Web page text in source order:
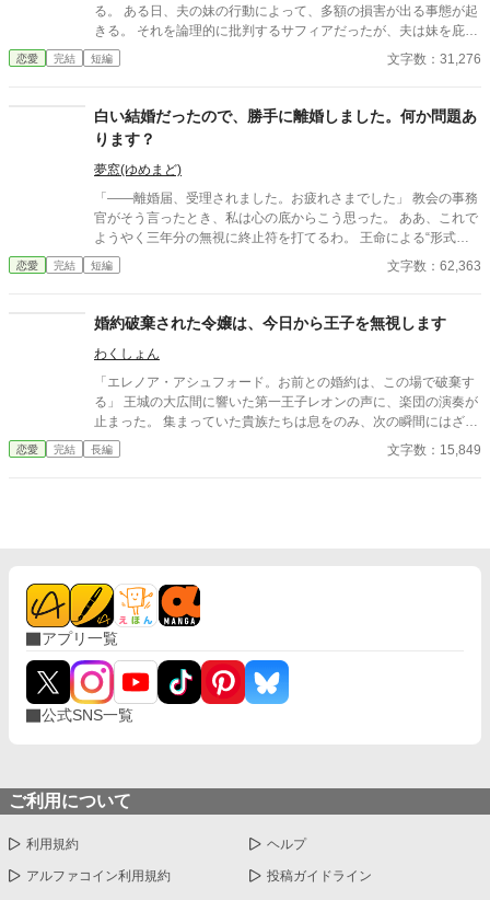
る。 ある日、夫の妹の行動によって、多額の損害が出る事態が起
きる。 それを論理的に批判するサフィアだったが、夫は妹を庇
い、さらに……。 「今なら妹も許してくれるから、きちんと謝ろ
う」 あろうことか、夫は諭すような優しい笑みを浮かべ、サフィ
なたのその優しさや気遣いは、私にとっては劇薬でしかありませ
ん」 その日、サフィアは侯爵夫人をやめて家を出た。 さらにその
後、あることがきっかけで、夫の笑顔の仮面が剥がれ落ち始
め……。
恋愛 完結 短編 文字数：31,276
白い結婚だったので、勝手に離婚しました。何か問題あ
ります？
夢窓(ゆめまど)
「――離婚届、受理されました。お疲れさまでした」 教会の事務
官がそう言ったとき、私は心の底からこう思った。 ああ、これで
ようやく三年分の無視に終止符を打てるわ。 王命による“形式結
婚”。 夫の顔も知らず、手紙もなし、戦地から帰ってきたという
噂すらない。 だから、はい、離婚。勝手に。 白い結婚だったの
恋愛 完結 短編 文字数：62,363
婚約破棄された令嬢は、今日から王子を無視します
わくしょん
「エレノア・アシュフォード。お前との婚約は、この場で破棄す
る」 王城の大広間に響いた第一王子レオンの声に、楽団の演奏が
止まった。 集まっていた貴族たちは息をのみ、次の瞬間にはざわ
めきが広がる。 エレノアはゆっくりと顔を上げた。 目の前では、
王子が腰に手を回した美しい令嬢――侯爵令嬢セシリアが勝ち誇
恋愛 完結 長編 文字数：15,849
アプリ一覧
公式SNS一覧
ご利用について
利用規約 ヘルプ
アルファコイン利用規約 投稿ガイドライン